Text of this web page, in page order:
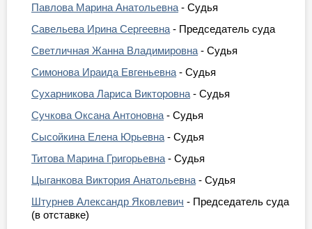
Павлова Марина Анатольевна - Судья
Савельева Ирина Сергеевна - Председатель суда
Светличная Жанна Владимировна - Судья
Симонова Ираида Евгеньевна - Судья
Сухарникова Лариса Викторовна - Судья
Сучкова Оксана Антоновна - Судья
Сысойкина Елена Юрьевна - Судья
Титова Марина Григорьевна - Судья
Цыганкова Виктория Анатольевна - Судья
Штурнев Александр Яковлевич - Председатель суда
(в отставке)